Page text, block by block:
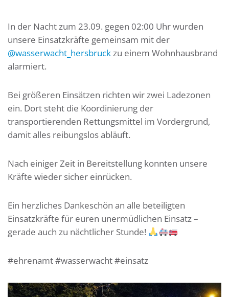
In der Nacht zum 23.09. gegen 02:00 Uhr wurden
unsere Einsatzkräfte gemeinsam mit der
@wasserwacht_hersbruckzu einem Wohnhausbrand
alarmiert.
Bei größeren Einsätzen richten wir zwei Ladezonen
ein. Dort steht die Koordinierung der
transportierenden Rettungsmittel im Vordergrund,
damit alles reibungslos abläuft.
Nach einiger Zeit in Bereitstellung konnten unsere
Kräfte wieder sicher einrücken.
Ein herzliches Dankeschön an alle beteiligten
Einsatzkräfte für euren unermüdlichen Einsatz –
gerade auch zu nächtlicher Stunde!
#ehrenamt #wasserwacht #einsatz